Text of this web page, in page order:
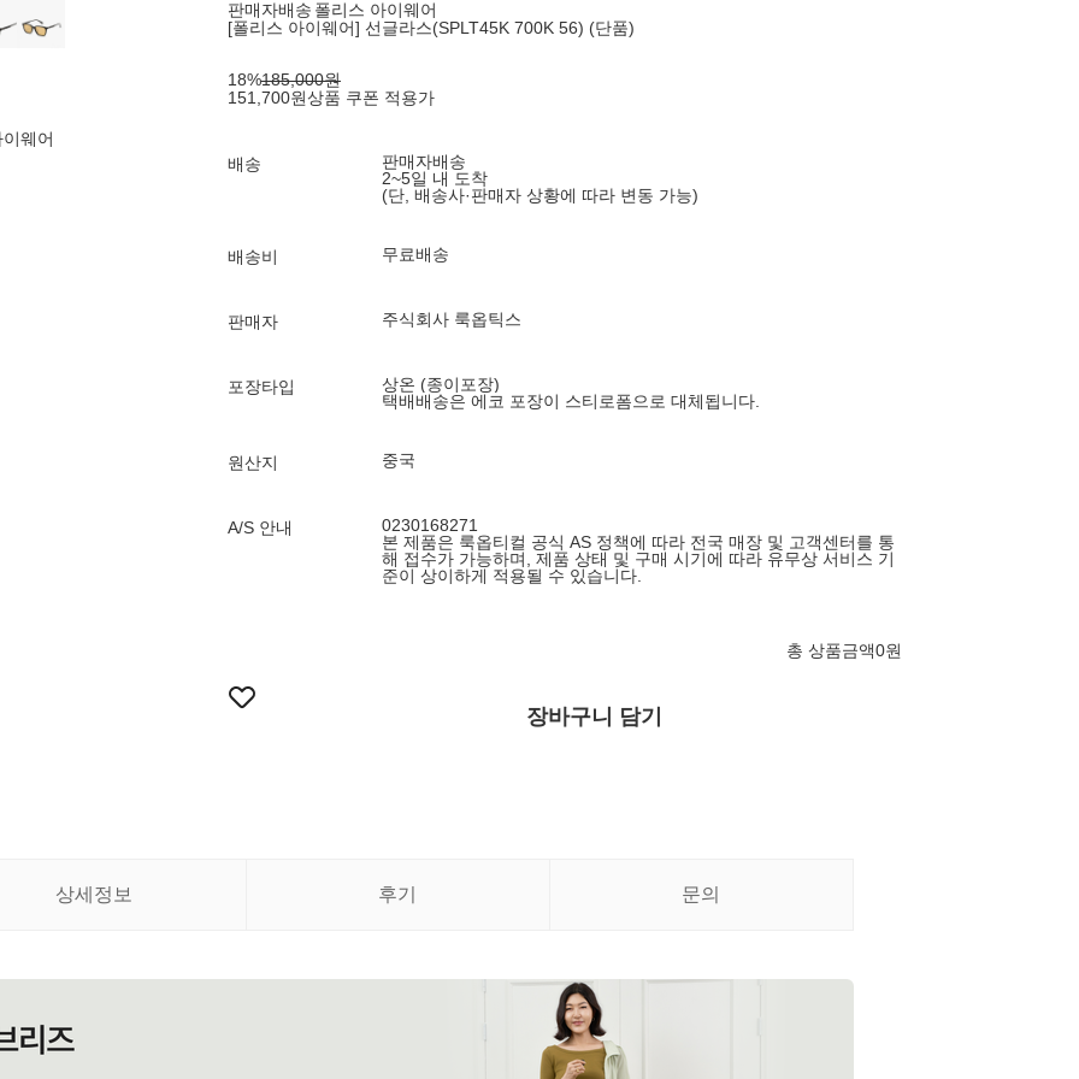
웨어
판매자배송 폴리스 아이웨어
[폴리스 아이웨어] 선글라스(SPLT45K 700K 56) (단품)
18%185,000원
151,700원상품 쿠폰 적용가
배송
판매자배송
2~5일 내 도착
(단, 배송사·판매자 상황에 따라 변동 가능)
배송비 무료배송
판매자 주식회사 룩옵틱스
포장타입
상온 (종이포장)
택배배송은 에코 포장이 스티로폼으로 대체됩니다.
원산지 중국
A/S 안내
0230168271
본 제품은 룩옵티컬 공식 AS 정책에 따라 전국 매장 및 고객센터를 통
해 접수가 가능하며, 제품 상태 및 구매 시기에 따라 유무상 서비스 기
준이 상이하게 적용될 수 있습니다.
총 상품금액0원
장바구니 담기
상세정보 후기 문의